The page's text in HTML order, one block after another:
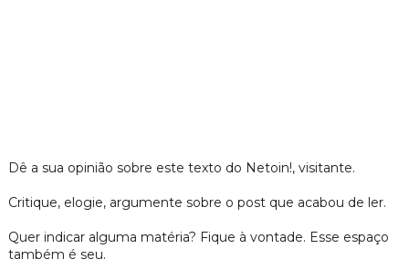
Dê a sua opinião sobre este texto do Netoin!, visitante.
Critique, elogie, argumente sobre o post que acabou de ler.
Quer indicar alguma matéria? Fique à vontade. Esse espaço
também é seu.